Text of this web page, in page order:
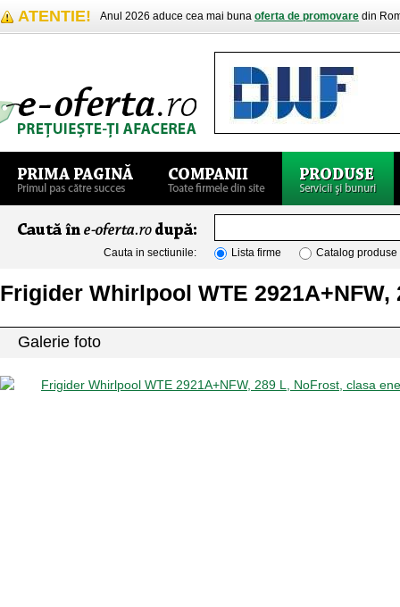
ATENTIE! Anul 2026 aduce cea mai buna oferta de promovare din
Cauta in sectiunile: Lista firme Catalog produse
Frigider Whirlpool WTE
Galerie foto